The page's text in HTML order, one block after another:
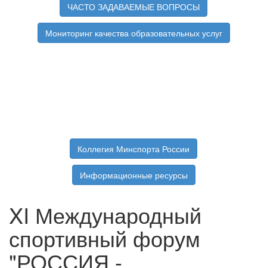
ЧАСТО ЗАДАВАЕМЫЕ ВОПРОСЫ
Мониторинг качества образовательных услуг
Коллегия Минспорта России
Информационные ресурсы
XI Международный
спортивный форум
"РОССИЯ -